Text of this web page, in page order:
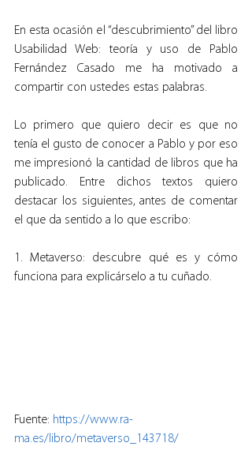
En esta ocasión el “descubrimiento” del libro
Usabilidad Web: teoría y uso de Pablo
Fernández Casado me ha motivado a
compartir con ustedes estas palabras.
Lo primero que quiero decir es que no
tenía el gusto de conocer a Pablo y por eso
me impresionó la cantidad de libros que ha
publicado. Entre dichos textos quiero
destacar los siguientes, antes de comentar
el que da sentido a lo que escribo:
1. Metaverso: descubre qué es y cómo
funciona para explicárselo a tu cuñado.
Fuente: https://www.ra-
ma.es/libro/metaverso_143718/